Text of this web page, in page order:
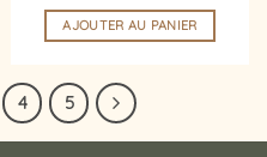
AJOUTER AU PANIER
4 5